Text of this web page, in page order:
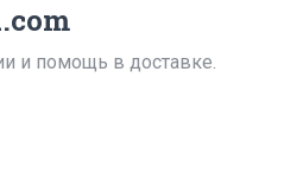
и помощь в доставке.